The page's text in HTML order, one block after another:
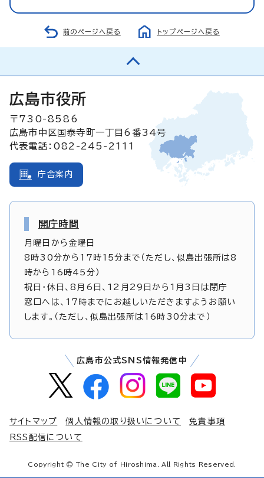
前のページへ戻る トップページへ戻る
広島市役所
〒730-8586
広島市中区国泰寺町一丁目6番34号
代表電話：082-245-2111
庁舎案内
開庁時間
月曜日から金曜日
8時30分から17時15分まで（ただし、似島出張所は8
時から16時45分）
祝日・休日、8月6日、12月29日から1月3日は閉庁
窓口へは、17時までにお越しいただきますようお願い
します。（ただし、似島出張所は16時30分まで）
広島市公式SNS情報発信中
サイトマップ 個人情報の取り扱いについて
免責事項
RSS配信について
Copyright © The City of Hiroshima. All Rights Reserved.